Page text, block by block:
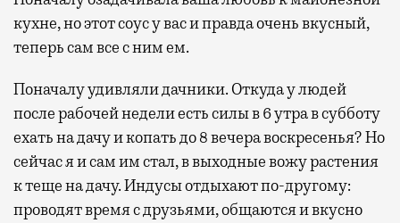
кухне, но этот соус у вас и правда очень вкусный,
теперь сам все с ним ем.
Поначалу удивляли дачники. Откуда у людей
после рабочей недели есть силы в 6 утра в субботу
ехать на дачу и копать до 8 вечера воскресенья? Но
сейчас я и сам им стал, в выходные вожу растения
к теще на дачу. Индусы отдыхают по-другому:
проводят время с друзьями, общаются и вкусно